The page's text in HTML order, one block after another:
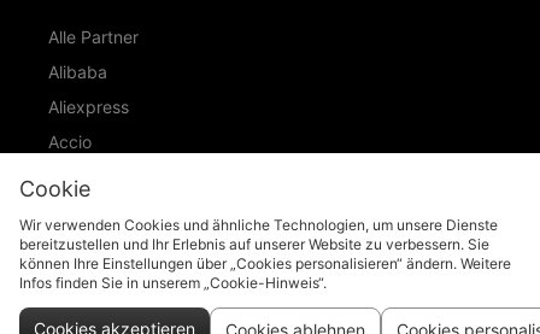
Alle Partner
Alibaba
Aliexpress
Accio
ID Ranking
support@piccopilot.com
Cookie
Wir verwenden Cookies und ähnliche Technologien, um unsere Dienste
bereitzustellen und Ihr Erlebnis auf unserer Website zu verbessern. Sie
können Ihre Einstellungen über „Cookies personalisieren“ ändern. Weitere
Infos finden Sie in unserem „Cookie-Hinweis“.
Cookies akzeptieren Cookies ablehnen Cookies